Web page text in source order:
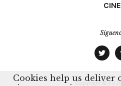
CINE
Copyright © 2020
Cookies help us deliver